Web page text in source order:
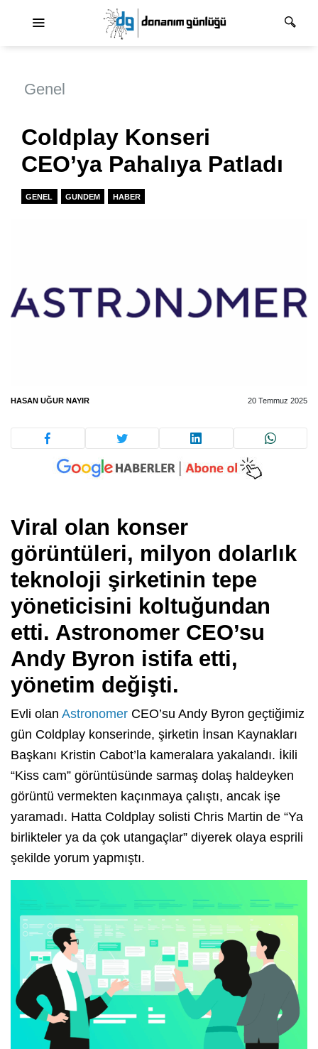
Genel
Coldplay Konseri
CEO’ya Pahalıya Patladı
GENEL GUNDEM HABER
HASAN UĞUR NAYIR 20 Temmuz 2025
Viral olan konser
görüntüleri, milyon dolarlık
teknoloji şirketinin tepe
yöneticisini koltuğundan
etti. Astronomer CEO’su
Andy Byron istifa etti,
yönetim değişti.
Evli olan Astronomer CEO’su Andy Byron geçtiğimiz
gün Coldplay konserinde, şirketin İnsan Kaynakları
Başkanı Kristin Cabot’la kameralara yakalandı. İkili
“Kiss cam” görüntüsünde sarmaş dolaş haldeyken
görüntü vermekten kaçınmaya çalıştı, ancak işe
yaramadı. Hatta Coldplay solisti Chris Martin de “Ya
birlikteler ya da çok utangaçlar” diyerek olaya esprili
şekilde yorum yapmıştı.